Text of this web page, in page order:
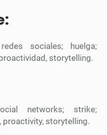
sociales; huelga;
storytelling.
networks; strike;
storytelling.